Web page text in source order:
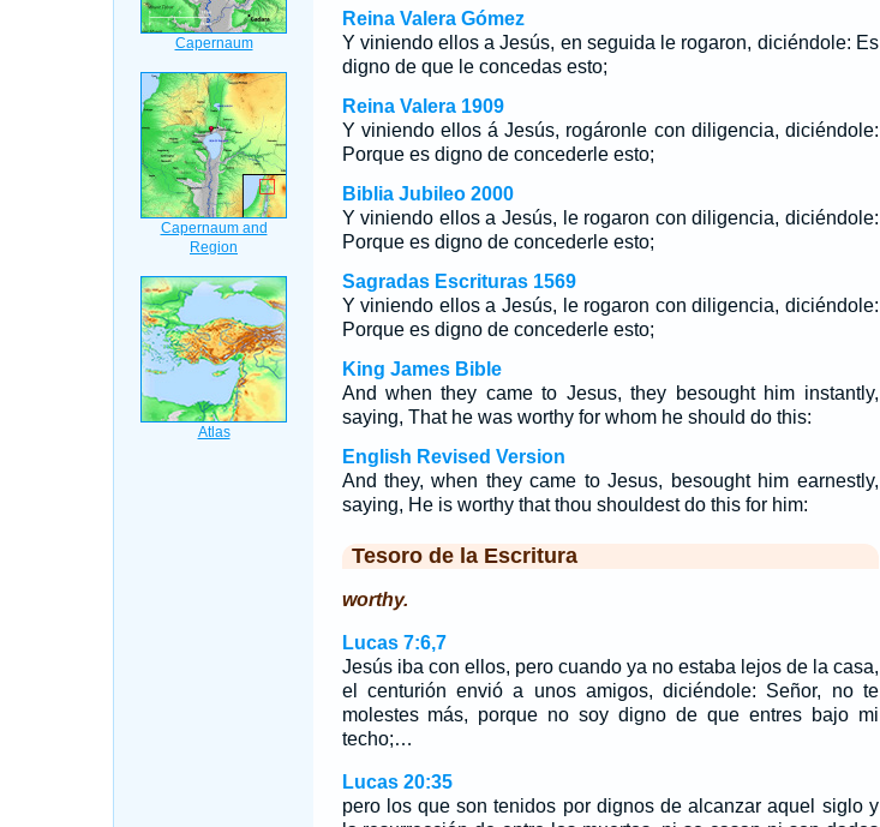
Reina Valera Gómez
Y viniendo ellos a Jesús, en seguida le rogaron, diciéndole: Es
digno de que le concedas esto;
Reina Valera 1909
Y viniendo ellos á Jesús, rogáronle con diligencia, diciéndole:
Porque es digno de concederle esto;
Biblia Jubileo 2000
Y viniendo ellos a Jesús, le rogaron con diligencia, diciéndole:
Porque es digno de concederle esto;
Sagradas Escrituras 1569
Y viniendo ellos a Jesús, le rogaron con diligencia, diciéndole:
Porque es digno de concederle esto;
King James Bible
And when they came to Jesus, they besought him instantly,
saying, That he was worthy for whom he should do this:
English Revised Version
And they, when they came to Jesus, besought him earnestly,
saying, He is worthy that thou shouldest do this for him:
Tesoro de la Escritura
worthy.
Lucas 7:6,7
Jesús iba con ellos, pero cuando ya no estaba lejos de la casa,
el centurión envió a unos amigos, diciéndole: Señor, no te
molestes más, porque no soy digno de que entres bajo mi
techo;…
Lucas 20:35
pero los que son tenidos por dignos de alcanzar aquel siglo y